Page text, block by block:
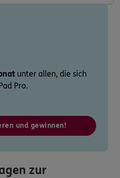
unter allen, die sich
Pro.
und gewinnen!
zur